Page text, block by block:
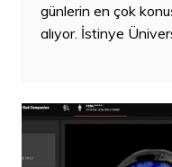
günlerin en çok
alıyor. İstinye